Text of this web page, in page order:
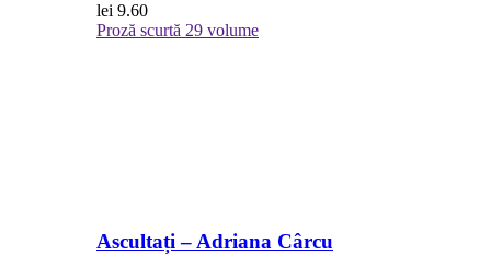
lei 9.60
Proză scurtă 29 volume
Ascultați – Adriana Cârcu